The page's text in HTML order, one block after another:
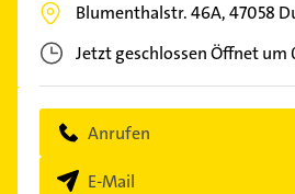
Blumenthalstr. 46A,47058
Jetzt geschlossenÖffnet um
Anrufen
E-Mail